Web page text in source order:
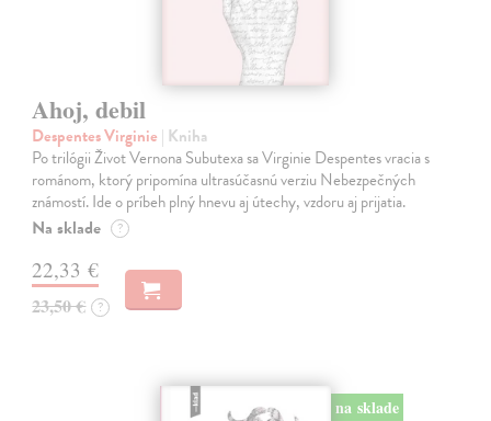
Ahoj, debil
Despentes Virginie | Kniha
Po trilógii Život Vernona Subutexa sa Virginie Despentes vracia s
románom, ktorý pripomína ultrasúčasnú verziu Nebezpečných
známostí. Ide o príbeh plný hnevu aj útechy, vzdoru aj prijatia.
Na sklade ?
22,33 €
23,50 € ?
na sklade